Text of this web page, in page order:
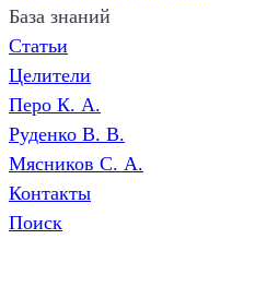
База знаний
Статьи
Целители
Перо К. A.
Руденко В. В.
Мясников C. А.
Контакты
Поиск